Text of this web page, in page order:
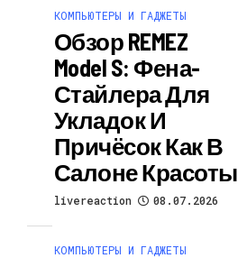
КОМПЬЮТЕРЫ И ГАДЖЕТЫ
Обзор REMEZ
Model S: Фена-
Стайлера Для
Укладок И
Причёсок Как В
Салоне Красоты
livereaction 08.07.2026
КОМПЬЮТЕРЫ И ГАДЖЕТЫ